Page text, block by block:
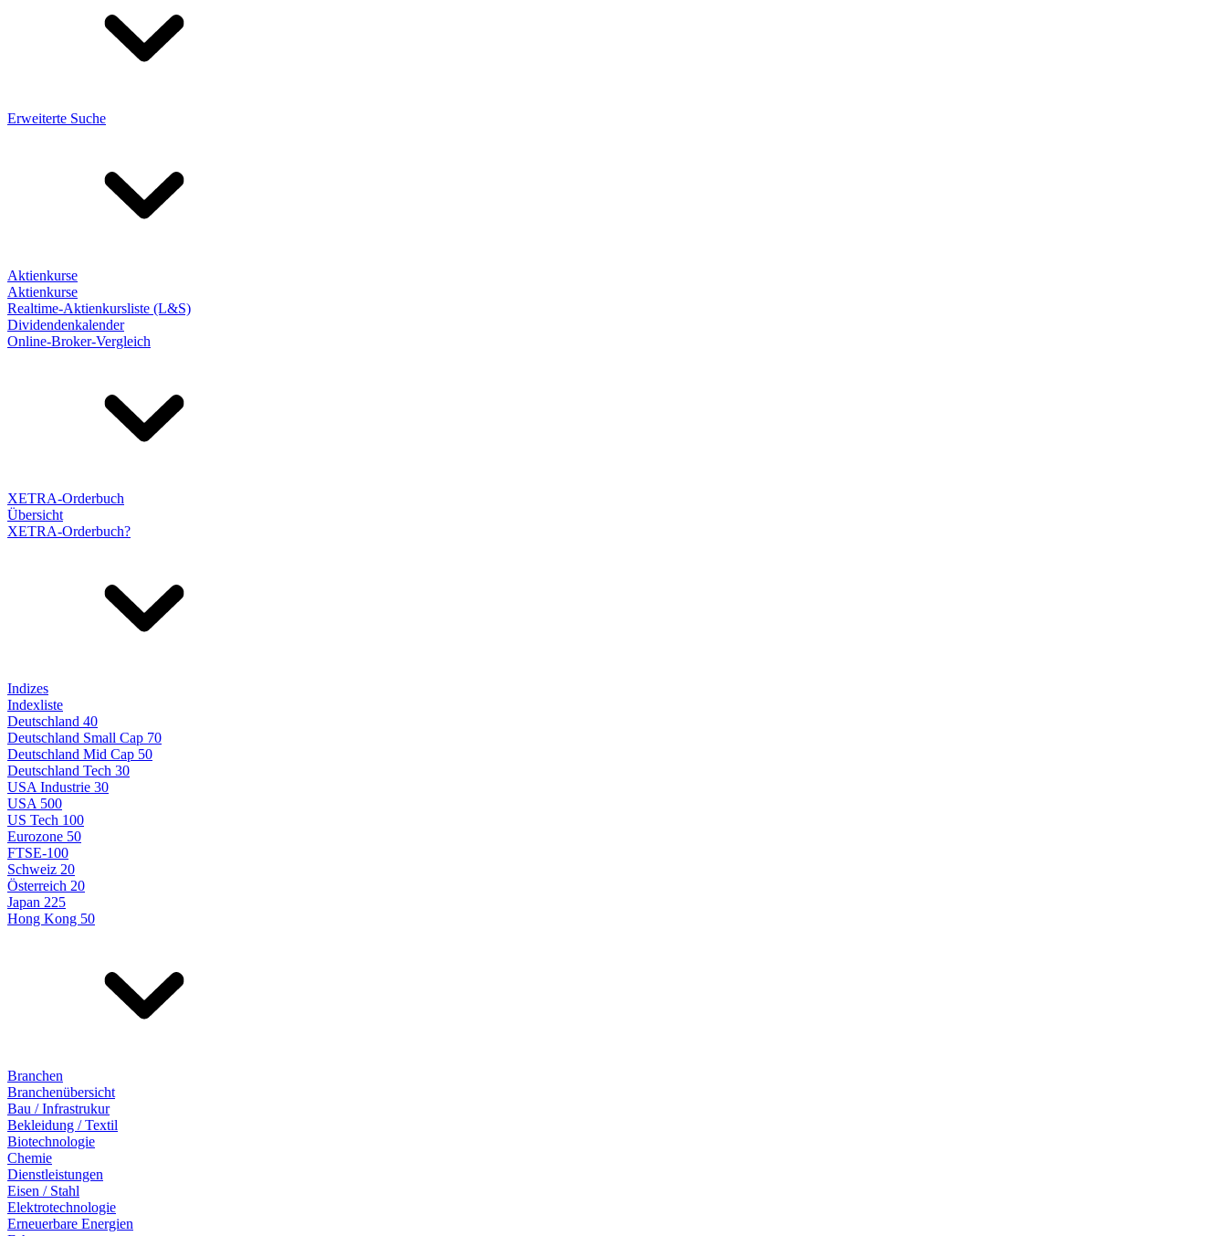
Erweiterte Suche
Aktienkurse
Aktienkurse
Realtime-Aktienkursliste (L&S)
Dividendenkalender
Online-Broker-Vergleich
XETRA-Orderbuch
Übersicht
XETRA-Orderbuch?
Indizes
Indexliste
Deutschland 40
Deutschland Small Cap 70
Deutschland Mid Cap 50
Deutschland Tech 30
USA Industrie 30
USA 500
US Tech 100
Eurozone 50
FTSE-100
Schweiz 20
Österreich 20
Japan 225
Hong Kong 50
Branchen
Branchenübersicht
Bau / Infrastrukur
Bekleidung / Textil
Biotechnologie
Chemie
Dienstleistungen
Eisen / Stahl
Elektrotechnologie
Erneuerbare Energien